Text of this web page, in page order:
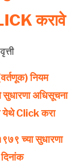
करावे
नियम
अधिसूचना
येथे Click करा
च्या सुधारणा